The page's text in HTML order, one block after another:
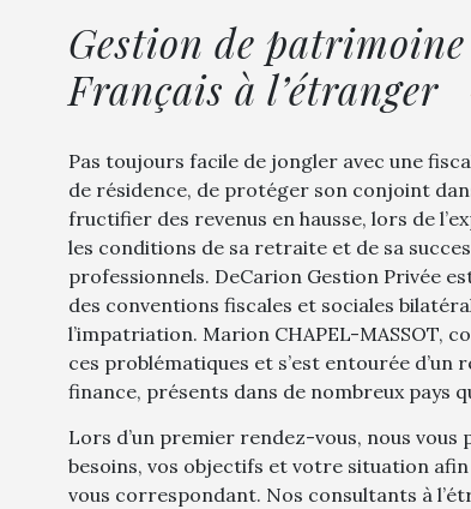
Gestion de
Français à l’étranger
Pas toujours facile de jongler avec une
de résidence, de protéger son conjoint
fructifier des revenus en hausse, lors de
les conditions de sa retraite et de sa
professionnels. DeCarion Gestion Privée
des conventions fiscales et sociales
l’impatriation. Marion CHAPEL-MASSOT,
ces problématiques et s’est entourée
finance, présents dans de nombreux pays
Lors d’un premier rendez-vous, nous vous
besoins, vos objectifs et votre situation
vous correspondant. Nos consultants à